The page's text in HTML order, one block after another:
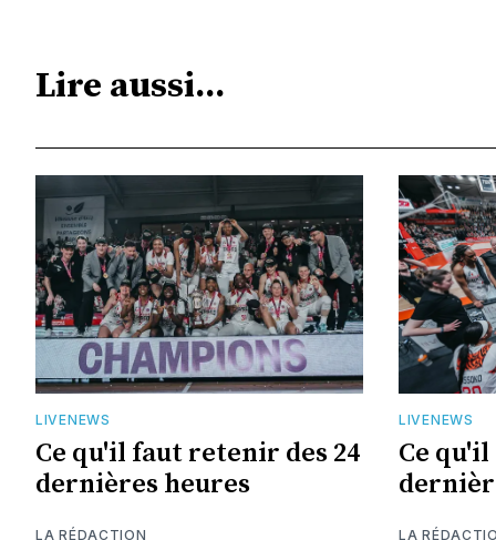
Lire aussi...
LIVENEWS
Ce qu'il faut retenir des 24
dernières heures
LA RÉDACTION
LIVENEWS
Ce
LA